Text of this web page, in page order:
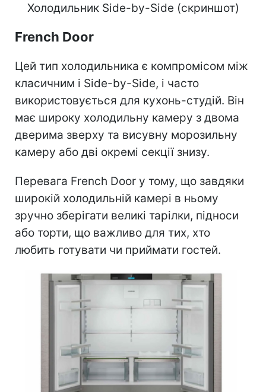
Холодильник Side-by-Side (скриншот)
French Door
Цей тип холодильника є компромісом між
класичним і Side-by-Side, і часто
використовується для кухонь-студій. Він
має широку холодильну камеру з двома
дверима зверху та висувну морозильну
камеру або дві окремі секції знизу.
Перевага French Door у тому, що завдяки
широкій холодильній камері в ньому
зручно зберігати великі тарілки, підноси
або торти, що важливо для тих, хто
любить готувати чи приймати гостей.